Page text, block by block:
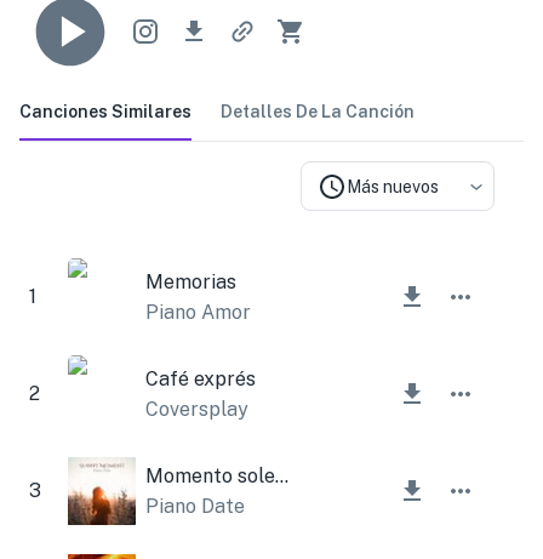
Canciones Similares Detalles De La Canción
Más nuevos
1
Memorias
Piano Amor
2
Café exprés
Coversplay
3
Momento soleado
Piano Date